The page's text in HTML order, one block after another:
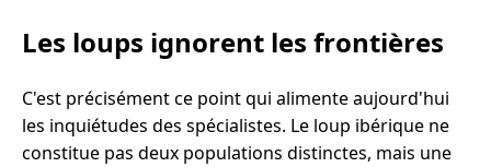
Les loups ignorent les frontières
C'est précisément ce point qui alimente aujourd'hui
les inquiétudes des spécialistes. Le loup ibérique ne
constitue pas deux populations distinctes, mais une